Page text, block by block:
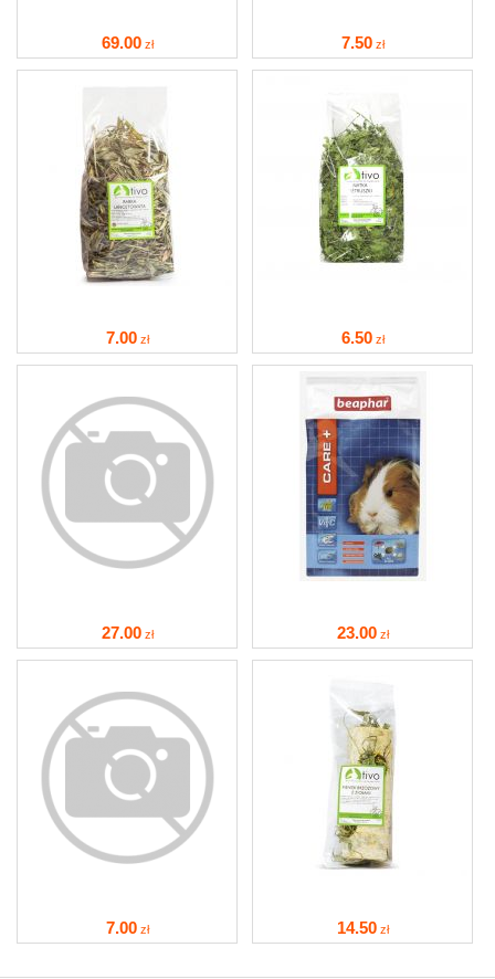
69.00 zł 7.50 zł
7.00 zł 6.50 zł
27.00 zł 23.00 zł
7.00 zł 14.50 zł